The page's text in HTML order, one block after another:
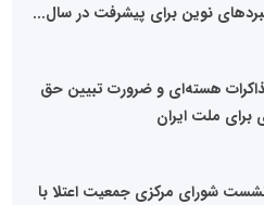
نوین برای پیشرفت در سال...
هسته‌ای و ضرورت تبیین حق
برای ملت ایران
شورای مرکزی جمعیت اعتلا با